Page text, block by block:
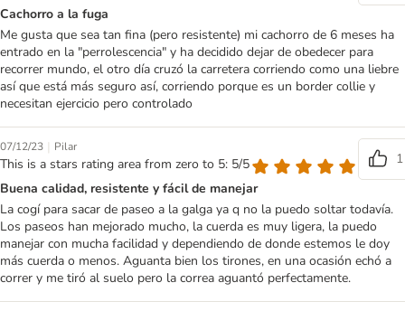
Cachorro a la fuga
Me gusta que sea tan fina (pero resistente) mi cachorro de 6 meses ha
entrado en la "perrolescencia" y ha decidido dejar de obedecer para
recorrer mundo, el otro día cruzó la carretera corriendo como una liebre
así que está más seguro así, corriendo porque es un border collie y
necesitan ejercicio pero controlado
07/12/23 | Pilar
This is a stars rating area from zero to 5: 5/5
1
Buena calidad, resistente y fácil de manejar
La cogí para sacar de paseo a la galga ya q no la puedo soltar todavía.
Los paseos han mejorado mucho, la cuerda es muy ligera, la puedo
manejar con mucha facilidad y dependiendo de donde estemos le doy
más cuerda o menos. Aguanta bien los tirones, en una ocasión echó a
correr y me tiró al suelo pero la correa aguantó perfectamente.